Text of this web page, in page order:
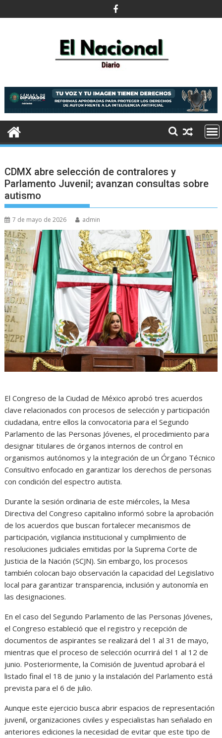
al
CDMX abre selección de contralores y
Parlamento Juvenil; avanzan consultas sobre
autismo
7 de mayo de 2026 admin
El Congreso de la Ciudad de México aprobó tres acuerdos
clave relacionados con procesos de selección y participación
ciudadana, entre ellos la convocatoria para el Segundo
Parlamento de las Personas Jóvenes, el procedimiento para
designar titulares de órganos internos de control en
organismos autónomos y la integración de un Órgano Técnico
Consultivo enfocado en garantizar los derechos de personas
con condición del espectro autista.
Durante la sesión ordinaria de este miércoles, la Mesa
Directiva del Congreso capitalino informó sobre la aprobación
de los acuerdos que buscan fortalecer mecanismos de
participación, vigilancia institucional y cumplimiento de
resoluciones judiciales emitidas por la Suprema Corte de
Justicia de la Nación (SCJN). Sin embargo, los procesos
también colocan bajo observación la capacidad del Legislativo
local para garantizar transparencia, inclusión y autonomía en
las designaciones.
En el caso del Segundo Parlamento de las Personas Jóvenes,
el Congreso estableció que el registro y recepción de
documentos de aspirantes se realizará del 1 al 31 de mayo,
mientras que el proceso de selección ocurrirá del 1 al 12 de
junio. Posteriormente, la Comisión de Juventud aprobará el
listado final el 18 de junio y la instalación del Parlamento está
prevista para el 6 de julio.
Aunque este ejercicio busca abrir espacios de representación
juvenil, organizaciones civiles y especialistas han señalado en
anteriores ediciones la necesidad de evitar que este tipo de